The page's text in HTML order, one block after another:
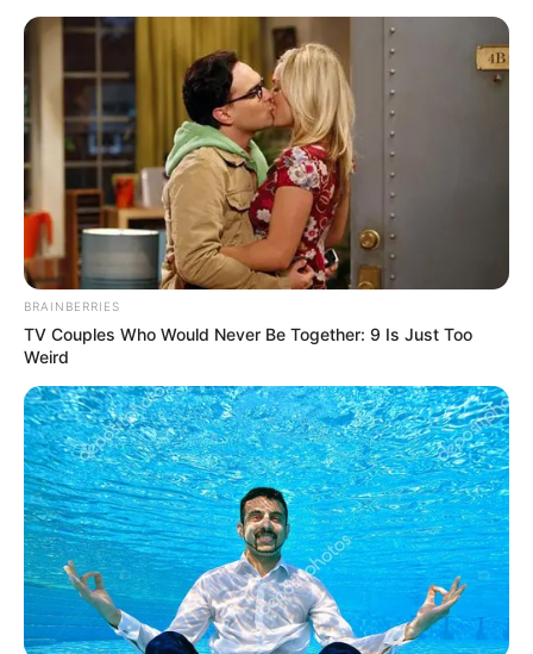
#march #month
#springvibes #χαρταετος
#σαρακοστη #χιονια
#τωρα #εκτακτο
#evianews ♬ Breaking
news, topics. Moderate
tension. – 3KTrack
Οι ειδικοί προειδοποιούν πως τα ακραία
καιρικά φαινόμενα μπορεί να συνεχιστούν, με
πιθανές χιονοπτώσεις στα ορεινά και
απότομες αλλαγές στη θερμοκρασία.
Το μόνο σίγουρο είναι πως η Εύβοια μας
επιφύλασσε μια Καθαρά Δευτέρα με έντονες
αντιθέσεις!
BRAINBERRIES
TV Couples Who Would Never Be Together: 9 Is Just Too
Weird